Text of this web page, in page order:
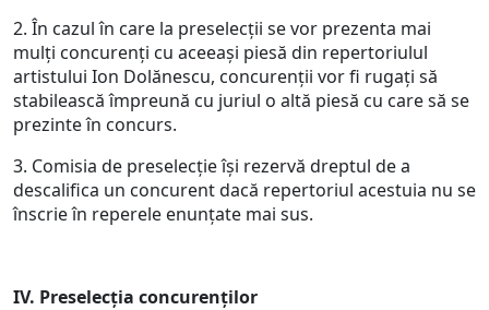
2. În cazul în care la preselecții se vor prezenta mai
mulți concurenți cu aceeași piesă din repertoriulul
artistului Ion Dolănescu, concurenții vor fi rugați să
stabilească împreună cu juriul o altă piesă cu care să se
prezinte în concurs.
3. Comisia de preselecţie îşi rezervă dreptul de a
descalifica un concurent dacă repertoriul acestuia nu se
înscrie în reperele enunţate mai sus.
IV. Preselecția concurenților